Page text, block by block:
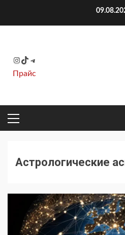
Instagram
TikTok
Telegram
Прайс
ОСНОВНОЕ
МЕНЮ
Астрологические